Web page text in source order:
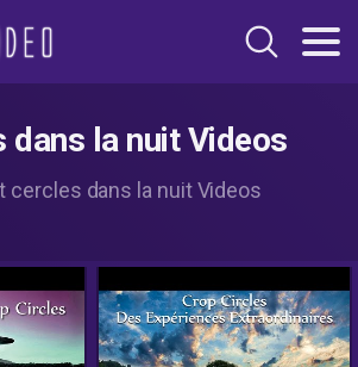
dans la nuit Videos
cercles dans la nuit Videos